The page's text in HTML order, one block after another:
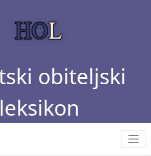
obiteljski
leksikon